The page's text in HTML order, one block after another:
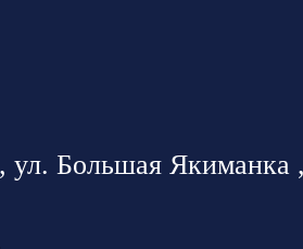
ул. Большая Якиманка